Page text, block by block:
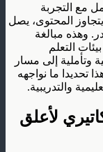
مع التجربة
المحتوى، يصل
وهذه مبالغة
التعلم
وتأملية إلى مسار
تحديدا ما نواجهه
والتدريبية.
لأعلق